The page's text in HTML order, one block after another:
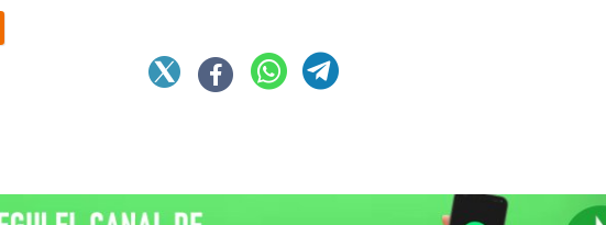
su Gabinete y dijo que va a "liberar todos los precios que pueda"
Se iniciaron las festividades Marianas